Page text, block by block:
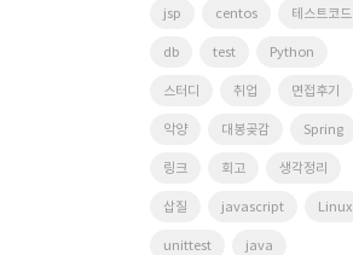
jsp centos 테스트코드
db test Python
스터디 취업 면접후기
악양 대봉곶감 Spring
링크 회고 생각정리
삽질 javascript Linux
unittest java